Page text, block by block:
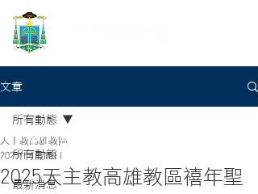
文章
所有動態
最新消息
所有動態
2025天主教高雄教區禧年聖
天主教高雄教區
2025年4月16日